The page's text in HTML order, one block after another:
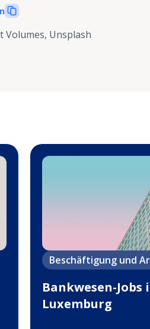
Volumes, Unsplash
Beschäftigung und
Bankwesen-Jobs
Luxemburg